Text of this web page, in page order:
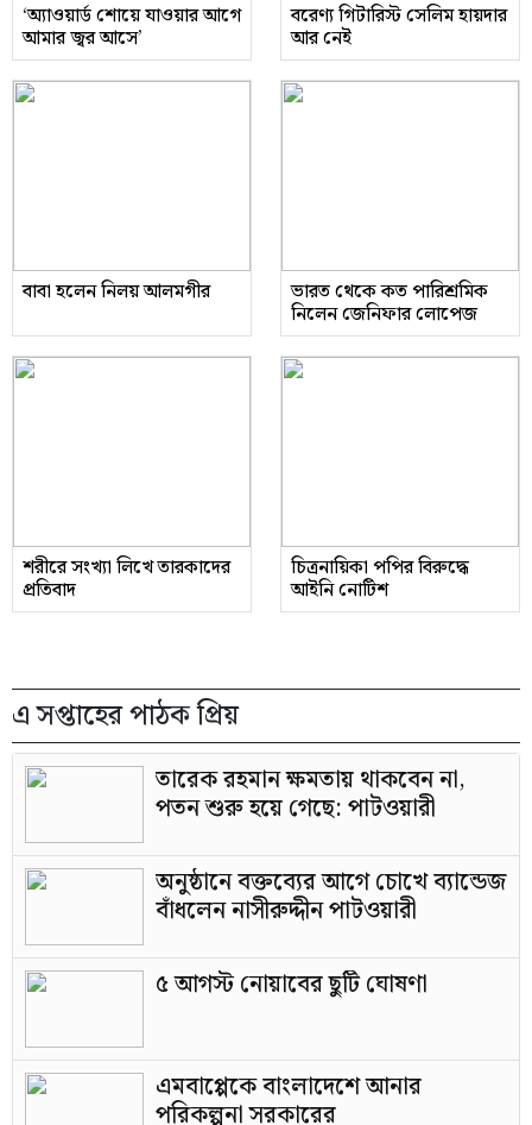
‘অ্যাওয়ার্ড শোয়ে যাওয়ার আগে
আমার জ্বর আসে’
বরেণ্য গিটারিস্ট সেলিম হায়দার
আর নেই
বাবা হলেন নিলয় আলমগীর ভারত থেকে কত পারিশ্রমিক
নিলেন জেনিফার লোপেজ
শরীরে সংখ্যা লিখে তারকাদের
প্রতিবাদ
চিত্রনায়িকা পপির বিরুদ্ধে
আইনি নোটিশ
এ সপ্তাহের পাঠক প্রিয়
তারেক রহমান ক্ষমতায় থাকবেন না,
পতন শুরু হয়ে গেছে: পাটওয়ারী
অনুষ্ঠানে বক্তব্যের আগে চোখে ব্যান্ডেজ
বাঁধলেন নাসীরুদ্দীন পাটওয়ারী
৫ আগস্ট নোয়াবের ছুটি ঘোষণা
এমবাপ্পেকে বাংলাদেশে আনার
পরিকল্পনা সরকারের